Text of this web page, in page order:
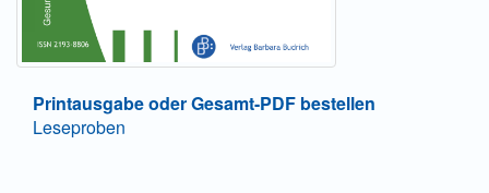
Printausgabe oder Gesamt-PDF bestellen
Leseproben